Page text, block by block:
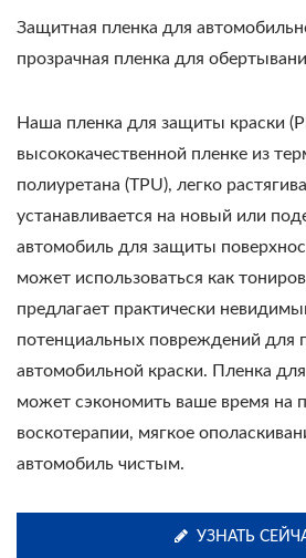
Защитная пленка для
прозрачная пленка для
Наша пленка для защиты краски
высококачественной пленке из
полиуретана (TPU), легко
устанавливается на новый или
автомобиль для защиты
может использоваться как
предлагает практически
потенциальных повреждений для
автомобильной краски. Пленка
может сэкономить ваше время на
воскотерапии, мягкое
автомобиль чистым.
УЗНАТЬ